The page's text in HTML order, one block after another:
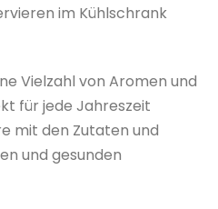
im Kühlschrank
Vielzahl von Aromen und
für jede Jahreszeit
mit den Zutaten und
und gesunden